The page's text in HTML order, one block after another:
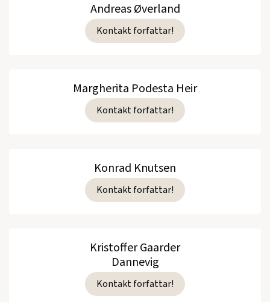
Andreas Øverland
Kontakt forfattar!
Margherita Podesta Heir
Kontakt forfattar!
Konrad Knutsen
Kontakt forfattar!
Kristoffer Gaarder
Dannevig
Kontakt forfattar!